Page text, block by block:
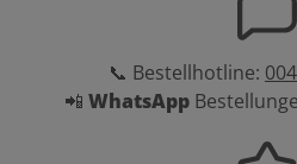
📞 Bestellhotline:
📲 WhatsApp